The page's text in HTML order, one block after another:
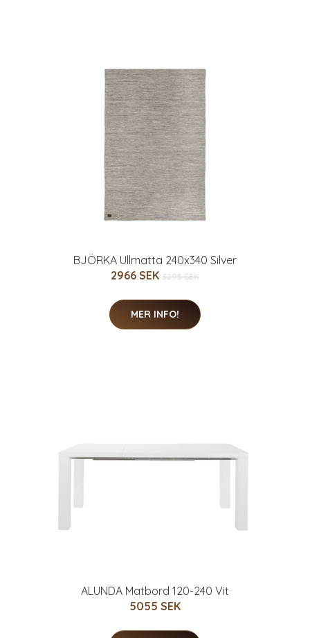
BJÖRKA Ullmatta 240x340 Silver
2966 SEK 3295 SEK
MER INFO!
ALUNDA Matbord 120-240 Vit
5055 SEK